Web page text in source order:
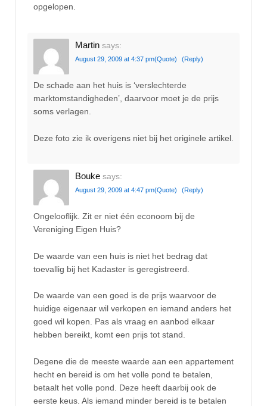
opgelopen.
Martin says:
August 29, 2009 at 4:37 pm(Quote) (Reply)
De schade aan het huis is ‘verslechterde
marktomstandigheden’, daarvoor moet je de prijs
soms verlagen.
Deze foto zie ik overigens niet bij het originele artikel.
Bouke says:
August 29, 2009 at 4:47 pm(Quote) (Reply)
Ongelooflijk. Zit er niet één econoom bij de
Vereniging Eigen Huis?
De waarde van een huis is niet het bedrag dat
toevallig bij het Kadaster is geregistreerd.
De waarde van een goed is de prijs waarvoor de
huidige eigenaar wil verkopen en iemand anders het
goed wil kopen. Pas als vraag en aanbod elkaar
hebben bereikt, komt een prijs tot stand.
Degene die de meeste waarde aan een appartement
hecht en bereid is om het volle pond te betalen,
betaalt het volle pond. Deze heeft daarbij ook de
eerste keus. Als iemand minder bereid is te betalen